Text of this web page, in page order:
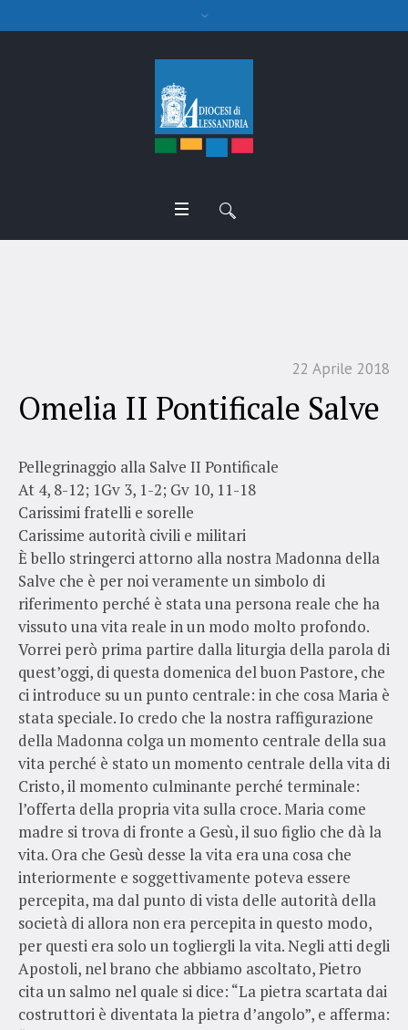
22 Aprile 2018
Omelia II Pontificale Salve
Pellegrinaggio alla Salve II Pontificale
At 4, 8-12; 1Gv 3, 1-2; Gv 10, 11-18
Carissimi fratelli e sorelle
Carissime autorità civili e militari
È bello stringerci attorno alla nostra Madonna della
Salve che è per noi veramente un simbolo di
riferimento perché è stata una persona reale che ha
vissuto una vita reale in un modo molto profondo.
Vorrei però prima partire dalla liturgia della parola di
quest’oggi, di questa domenica del buon Pastore, che
ci introduce su un punto centrale: in che cosa Maria è
stata speciale. Io credo che la nostra raffigurazione
della Madonna colga un momento centrale della sua
vita perché è stato un momento centrale della vita di
Cristo, il momento culminante perché terminale:
l’offerta della propria vita sulla croce. Maria come
madre si trova di fronte a Gesù, il suo figlio che dà la
vita. Ora che Gesù desse la vita era una cosa che
interiormente e soggettivamente poteva essere
percepita, ma dal punto di vista delle autorità della
società di allora non era percepita in questo modo,
per questi era solo un togliergli la vita. Negli atti degli
Apostoli, nel brano che abbiamo ascoltato, Pietro
cita un salmo nel quale si dice: “La pietra scartata dai
costruttori è diventata la pietra d’angolo”, e afferma: